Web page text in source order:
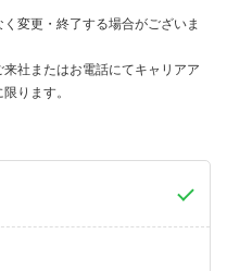
変更・終了する場合がございま
社またはお電話にてキャリアア
ります。